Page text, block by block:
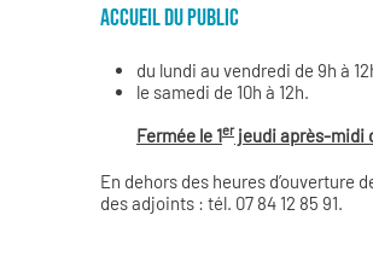
ACCUEIL DU PUBLIC
du lundi au vendredi de 9h à
le samedi de 10h à 12h.
Fermée le 1erjeudi après-midi
En dehors des heures d’ouverture
des adjoints : tél. 07 84 12 85 91.